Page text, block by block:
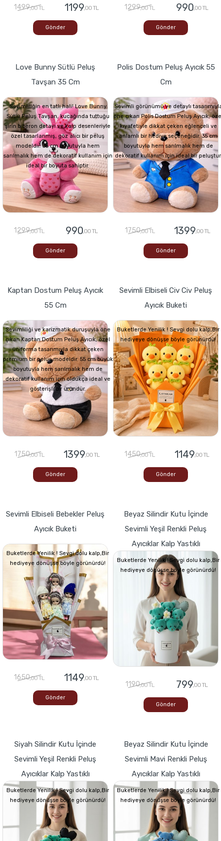
1499,00 TL 1199,00 TL
Gönder
1299,00 TL 990,00 TL
Gönder
Love Bunny Sütlü Peluş
Tavşan 35 Cm
Sevimliliğin en tatlı hali! Love Bunny
Sütlü Peluş Tavşan, kucağında tuttuğu
şirin biberon detayı ve kalp desenleriyle
özel tasarlanmış, göz alıcı bir peluş
modeldir. 35 cm boyutuyla hem
sarılmalık hem de dekoratif kullanım için
ideal bir boyuta sahiptir.
1299,00 TL 990,00 TL
Gönder
Polis Dostum Peluş Ayıcık 55
Cm
Sevimli görünümü ve detaylı
öne çıkan Polis Dostum Peluş Ayıcık,
kıyafetiyle dikkat çeken eğlenceli ve
anlamlı bir hediye seçeneğidir. 35 cm
boyutuyla hem sarılmalık hem de
dekoratif kullanım için ideal bir
1750,00 TL 1399,00 TL
Gönder
Kaptan Dostum Peluş Ayıcık
55 Cm
Sevimliliği ve karizmatik duruşuyla öne
çıkan Kaptan Dostum Peluş Ayıcık, özel
üniforma tasarımıyla dikkat çeken
premium bir peluş modeldir. 55 cm büyük
boyutuyla hem sarılmalık hem de
dekoratif kullanım için oldukça ideal ve
gösterişli bir üründür.
1750,00 TL 1399,00 TL
Gönder
Sevimli Elbiseli Civ Civ Peluş
Ayıcık Buketi
Buketlerde Yenilik ! Sevgi dolu kalp,Bir
hediyeye dönüşse böyle görünürdü!
1450,00 TL 1149,00 TL
Gönder
Sevimli Elbiseli Bebekler Peluş
Ayıcık Buketi
Buketlerde Yenilik ! Sevgi dolu kalp,Bir
hediyeye dönüşse böyle görünürdü!
1650,00 TL 1149,00 TL
Gönder
Beyaz Silindir Kutu İçinde
Sevimli Yeşil Renkli Peluş
Ayıcıklar Kalp Yastıklı
Buketlerde Yenilik ! Sevgi dolu kalp,Bir
hediyeye dönüşse böyle görünürdü!
1190,00 TL 799,00 TL
Gönder
Siyah Silindir Kutu İçinde
Sevimli Yeşil Renkli Peluş
Ayıcıklar Kalp Yastıklı
Buketlerde Yenilik ! Sevgi dolu kalp,Bir
hediyeye dönüşse böyle görünürdü!
Beyaz Silindir Kutu İçinde
Sevimli Mavi Renkli Peluş
Ayıcıklar Kalp Yastıklı
Buketlerde Yenilik ! Sevgi dolu kalp,Bir
hediyeye dönüşse böyle görünürdü!